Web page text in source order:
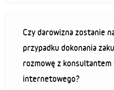
Czy darowizna zostanie
przypadku dokonania
rozmowę z konsultantem
internetowego?